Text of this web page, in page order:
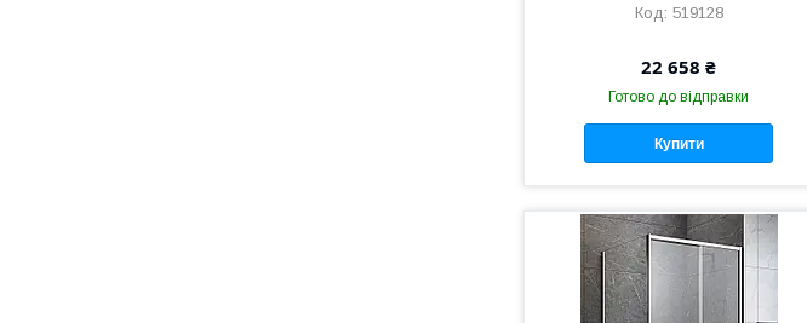
519128
22 658 ₴
Готово до відправки
Купити